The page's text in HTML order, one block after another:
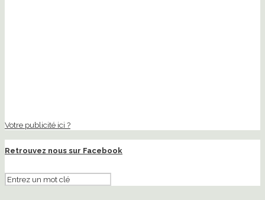
Votre publicité ici ?
Retrouvez nous sur Facebook